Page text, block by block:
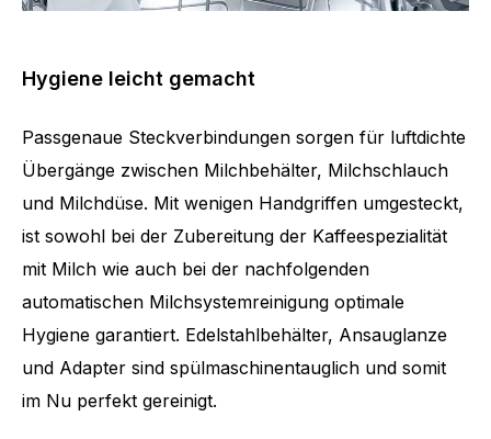
Hygiene leicht gemacht
Passgenaue Steckverbindungen sorgen für luftdichte
Übergänge zwischen Milchbehälter, Milchschlauch
und Milchdüse. Mit wenigen Handgriffen umgesteckt,
ist sowohl bei der Zubereitung der Kaffeespezialität
mit Milch wie auch bei der nachfolgenden
automatischen Milchsystemreinigung optimale
Hygiene garantiert. Edelstahlbehälter, Ansauglanze
und Adapter sind spülmaschinentauglich und somit
im Nu perfekt gereinigt.